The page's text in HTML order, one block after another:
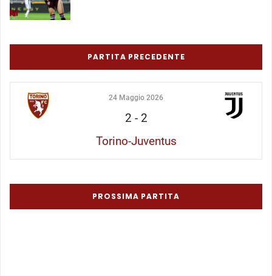
PARTITA PRECEDENTE
24 Maggio 2026
2 - 2
Torino-Juventus
PROSSIMA PARTITA